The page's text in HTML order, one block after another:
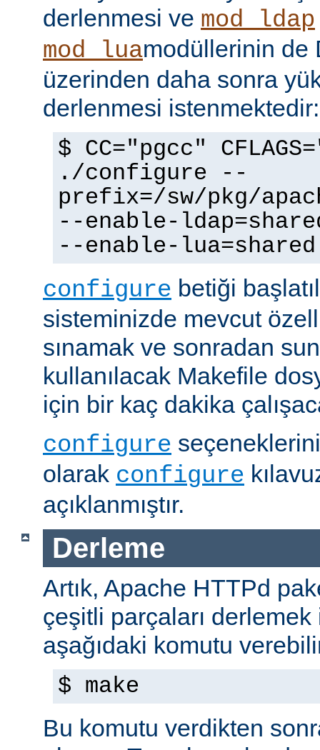
derlenmesi ve mod_ldap
mod_luamodüllerinin de
üzerinden daha sonra
derlenmesi istenmektedir:
$ CC="pgcc"
./configure --
prefix=/sw/pkg/
--enable-
--enable-lua=shared
configure betiği
sisteminizde mevcut
sınamak ve sonradan
kullanılacak Makefile
için bir kaç dakika
configure
olarak configure
açıklanmıştır.
Derleme
Artık, Apache HTTPd
çeşitli parçaları
aşağıdaki komutu
$ make
Bu komutu verdikten